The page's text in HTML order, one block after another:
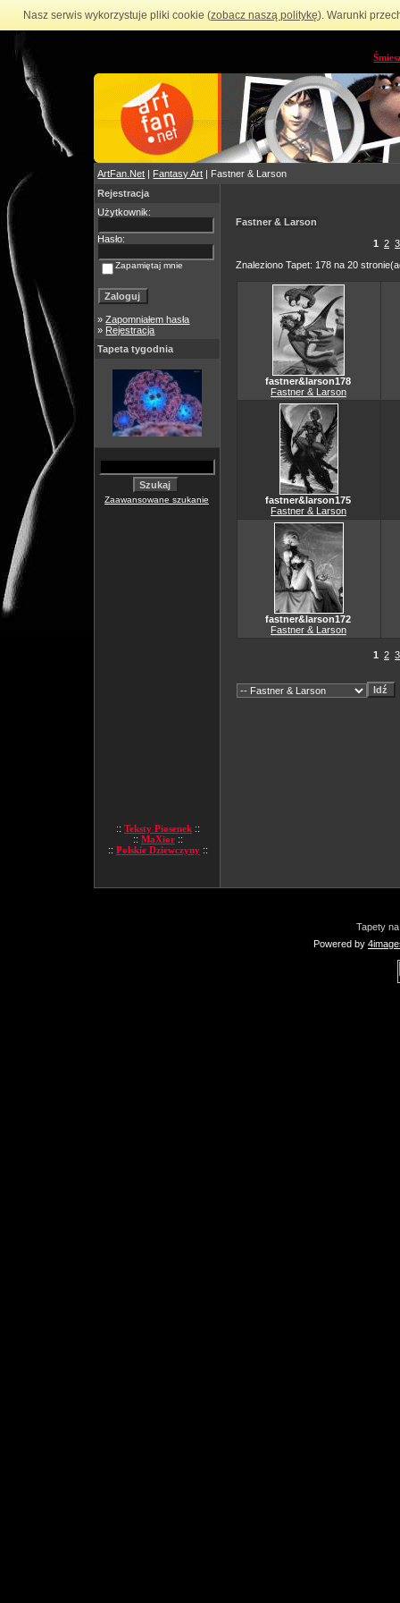
Nasz serwis wykorzystuje pliki cookie (zobacz naszą politykę). Warunki
ArtFan.Net | Fantasy Art | Fastner & Larson
Rejestracja
Użytkownik:
Hasło:
Zapamiętaj mnie
»Zapomniałem hasła
» Rejestracja
Tapeta tygodnia
Zaawansowane szukanie
:: Teksty Piosenek ::
:: MaXior ::
:: Polskie Dziewczyny ::
Fastner & Larson
1 2 3
Znaleziono Tapet: 178 na 20
fastner&larson178
Fastner & Larson
fastner&larson175
Fastner & Larson
fastner&larson172
Fastner & Larson
1 2 3
Tapety
Powered by